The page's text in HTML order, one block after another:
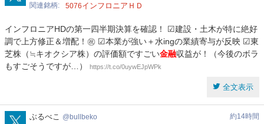
関連銘柄
5076インフロニアＨＤ
インフロニアHDの第一四半期決算を確認！ ☑建設・土木が特に絶好
調で上方修正＆増配！㊗️ ☑本業が強い＋水ingの業績寄与が反映 ☑東
芝株（≒キオクシア株）の評価額ですごい金融収益が！（今後のボラ
もすごそうですが…）
https://t.co/0uywEJpWPk
全文表示
bullbeko
ぶるべこ bullbeko 約14時間